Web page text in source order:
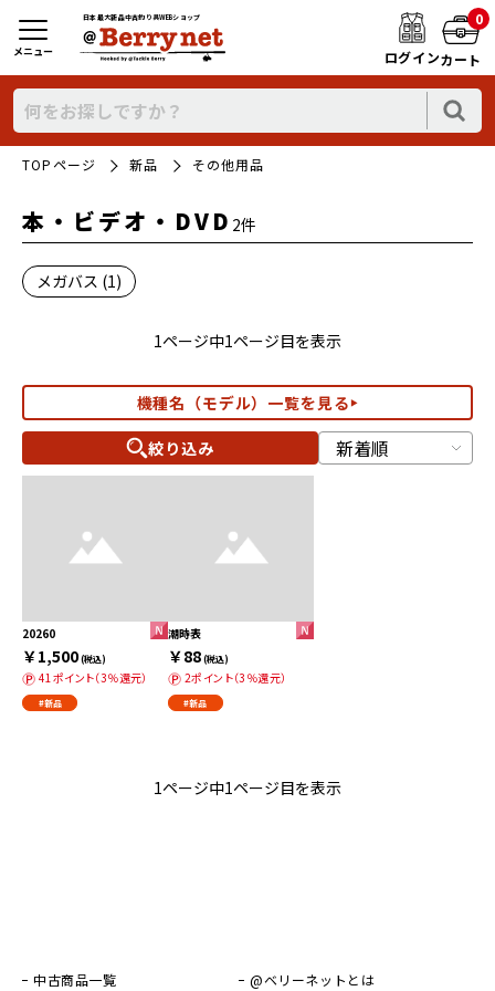
日本最大新品中古釣り具WEBショップ
ログイン
0
カート
メニュー
TOPページ 新品 その他用品
本・ビデオ・DVD 2件
メガバス (1)
1ページ中1ページ目を表示
機種名（モデル）一覧を見る
絞り込み
20260
￥1,500(税込)
41ポイント（3％還元）
#新品
潮時表
￥88(税込)
2ポイント（3％還元）
#新品
1ページ中1ページ目を表示
中古商品一覧 @ベリーネットとは